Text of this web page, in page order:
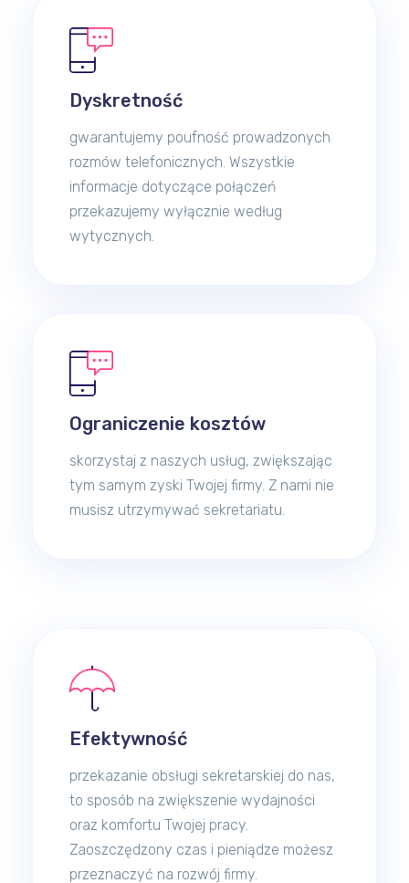
Dyskretność
gwarantujemy poufność prowadzonych
rozmów telefonicznych. Wszystkie
informacje dotyczące połączeń
przekazujemy wyłącznie według
wytycznych.
Ograniczenie kosztów
skorzystaj z naszych usług, zwiększając
tym samym zyski Twojej firmy. Z nami nie
musisz utrzymywać sekretariatu.
Efektywność
przekazanie obsługi sekretarskiej do nas,
to sposób na zwiększenie wydajności
oraz komfortu Twojej pracy.
Zaoszczędzony czas i pieniądze możesz
przeznaczyć na rozwój firmy.